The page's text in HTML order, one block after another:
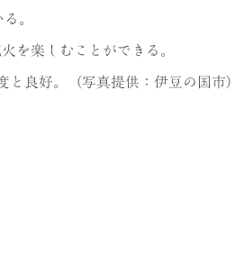
。
を楽しむことができる。
良好。（写真提供：伊豆の国市）